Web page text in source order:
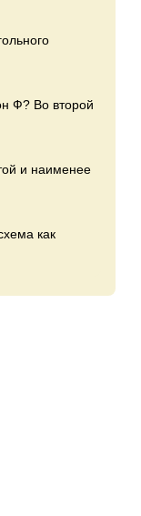
Ф? Во второй
и наименее
как